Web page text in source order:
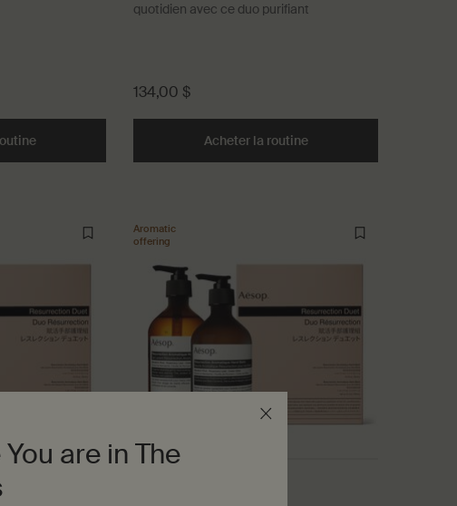
pour les Mains to cart
Duo Révérence pour les mains
quotidien avec ce duo purifiant
134,00 $
Acheter la routineDuo Shampooing &
Aromatic
offering
are in The